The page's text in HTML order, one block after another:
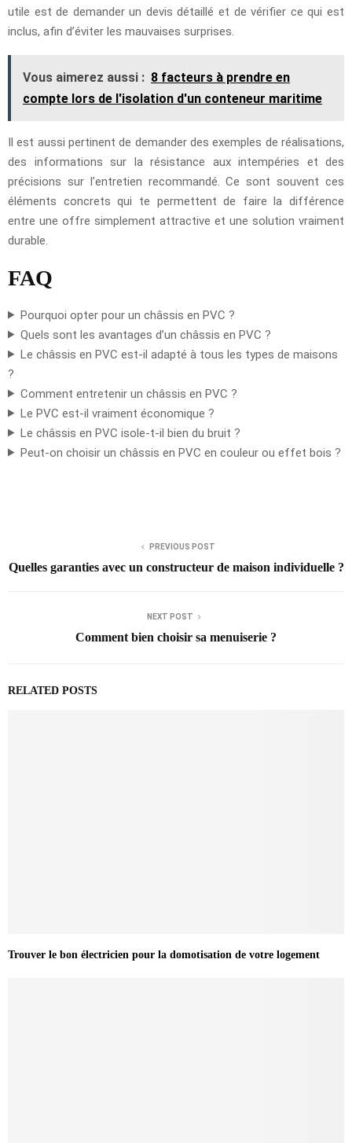
utile est de demander un devis détaillé et de vérifier ce qui est
inclus, afin d’éviter les mauvaises surprises.
Vous aimerez aussi : 8 facteurs à prendre en
compte lors de l'isolation d'un conteneur maritime
Il est aussi pertinent de demander des exemples de réalisations,
des informations sur la résistance aux intempéries et des
précisions sur l’entretien recommandé. Ce sont souvent ces
éléments concrets qui te permettent de faire la différence
entre une offre simplement attractive et une solution vraiment
durable.
FAQ
Pourquoi opter pour un châssis en PVC ?
Quels sont les avantages d’un châssis en PVC ?
Le châssis en PVC est-il adapté à tous les types de maisons
?
Comment entretenir un châssis en PVC ?
Le PVC est-il vraiment économique ?
Le châssis en PVC isole-t-il bien du bruit ?
Peut-on choisir un châssis en PVC en couleur ou effet bois ?
PREVIOUS POST
Quelles garanties avec un constructeur de maison individuelle ?
NEXT POST
Comment bien choisir sa menuiserie ?
RELATED POSTS
Trouver le bon électricien pour la domotisation de votre logement